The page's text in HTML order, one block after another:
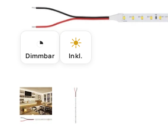
◔
Dimmbar
☀
Inkl.